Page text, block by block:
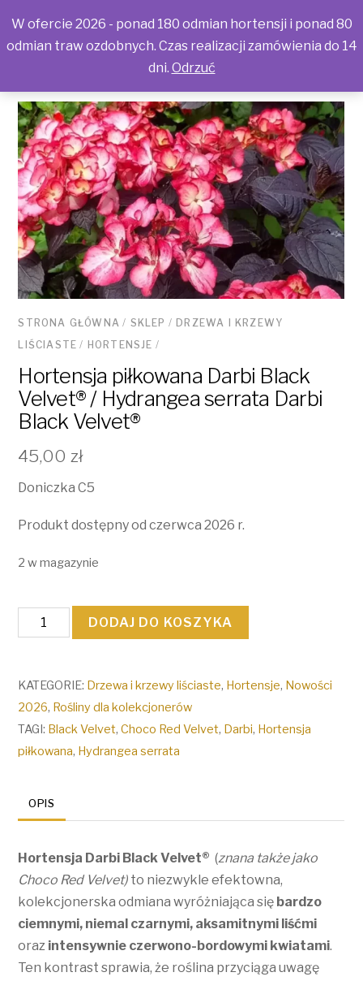
STRONA GŁÓWNA / SKLEP / DRZEWA I KRZEWY
LIŚCIASTE / HORTENSJE /
Hortensja piłkowana Darbi Black
Velvet® / Hydrangea serrata Darbi
Black Velvet®
45,00 zł
Doniczka C5
Produkt dostępny od czerwca 2026 r.
2 w magazynie
ilość
Hortensja
Darbi
Black
Velvet®
/
Velvet®
DODAJ DO KOSZYKA
KATEGORIE: Drzewa i krzewy liściaste, Hortensje, Nowości
2026, Rośliny dla kolekcjonerów
TAGI: Black Velvet,Choco Red Velvet, Darbi, Hortensja
piłkowana, Hydrangea serrata
OPIS
Hortensja Darbi Black Velvet® (znana także jako
Choco Red Velvet) to niezwykle efektowna,
kolekcjonerska odmiana wyróżniająca się bardzo
ciemnymi, niemal czarnymi, aksamitnymi liśćmi
oraz intensywnie czerwono-bordowymi kwiatami.
Ten kontrast sprawia, że roślina przyciąga uwagę
W ofercie 2026 - ponad 180 odmian hortensji i ponad 80
odmian traw ozdobnych. Czas realizacji zamówienia do 14
dni. Odrzuć